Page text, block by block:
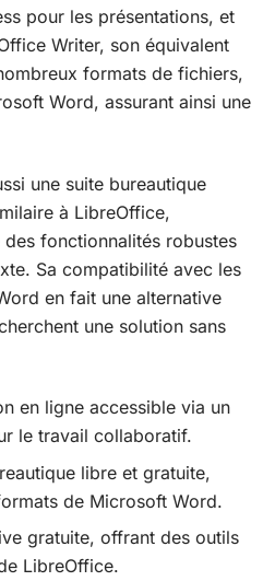
pour les présentations, et
Writer, son équivalent
formats de fichiers,
Word, assurant ainsi une
une suite bureautique
à LibreOffice,
fonctionnalités robustes
Sa compatibilité avec les
en fait une alternative
une solution sans
en ligne accessible via un
le travail collaboratif.
libre et gratuite,
de Microsoft Word.
gratuite, offrant des outils
LibreOffice.